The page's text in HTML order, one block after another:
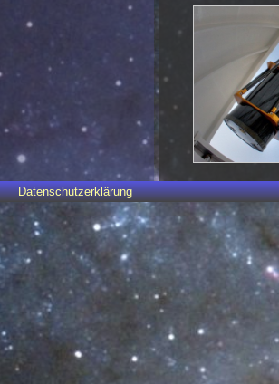
Datenschutzerklärung